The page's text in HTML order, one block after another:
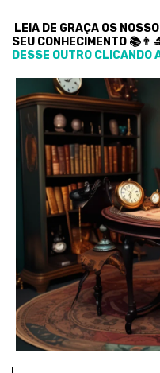
LEIA DE GRAÇA OS
SEU CONHECIMENTO
DESSE OUTRO CLICANDO